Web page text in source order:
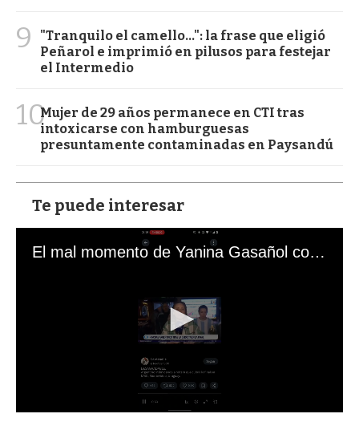
9
"Tranquilo el camello...": la frase que eligió
Peñarol e imprimió en pilusos para festejar
el Intermedio
10Mujer de 29 años permanece en CTI tras
intoxicarse con hamburguesas
presuntamente contaminadas en Paysandú
Te puede interesar
El mal momento de Yanina Gasañol con un hincha argentino en "Subrayado"